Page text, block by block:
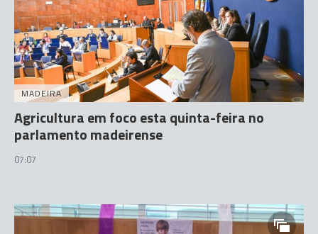
MADEIRA
Agricultura em foco esta quinta-feira no
parlamento madeirense
07:07